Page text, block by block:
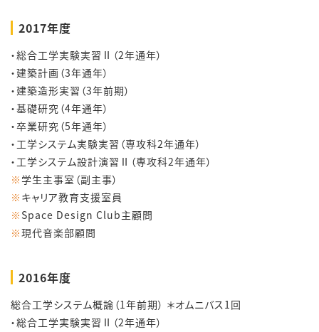
2017年度
・総合工学実験実習Ⅱ（2年通年）
・建築計画（3年通年）
・建築造形実習（3年前期）
・基礎研究（4年通年）
・卒業研究（5年通年）
・工学システム実験実習（専攻科2年通年）
・工学システム設計演習Ⅱ（専攻科2年通年）
※ 学生主事室（副主事）
※ キャリア教育支援室員
※ Space Design Club主顧問
※現代音楽部顧問
2016年度
総合工学システム概論（1年前期） ＊オムニバス1回
・総合工学実験実習Ⅱ（2年通年）